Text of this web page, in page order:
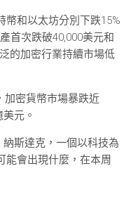
幣和以太坊分別下跌15%
首次跌破40,000美元和
的加密行業持續市場低
加密貨幣市場暴跌近
元。
斯達克，一個以科技為
能會出現什麼，在本周